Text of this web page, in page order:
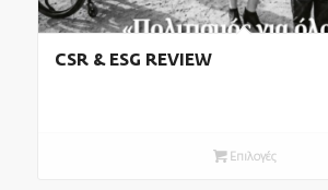
CSR & ESG REVIEW
Επιλογές